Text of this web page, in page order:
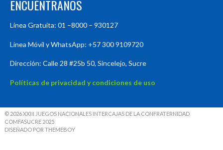
ENCUÉNTRANOS
Línea Gratuita: 01 –8000 – 930127
Línea Móvil y WhatsApp: +57 300 9109720
Dirección: Calle 28 #25b 50, Sincelejo, Sucre
Políticas de privacidad y condiciones de uso
© 2026 XXIII JUEGOS NACIONALES INTERCAJAS DE LA CONFRATERNIDAD
COMFASUCRE 2025
DISEÑADO POR THEMEBOY